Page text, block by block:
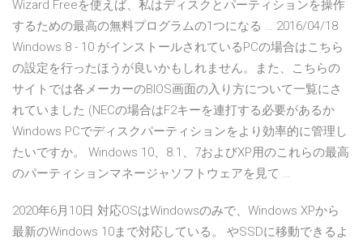
Wizard Freeを使えば、私はディスクとパーティションを操作
するための最高の無料プログラムの1つになる … 2016/04/18
Windows 8 - 10 がインストールされているPCの場合はこちら
の設定を行ったほうが良いかもしれません。また、こちらの
サイトでは各メーカーのBIOS画面の入り方について一覧にさ
れていました (NECの場合はF2キーを連打する必要があるか
Windows PCでディスクパーティションをより効率的に管理し
たいですか。 Windows 10、8.1、7およびXP用のこれらの最高
のパーティションマネージャソフトウェアを見て …
2020年6月10日 対応OSはWindowsのみで、Windows XPから
最新のWindows 10まで対応している。 やSSDに移動できるよ